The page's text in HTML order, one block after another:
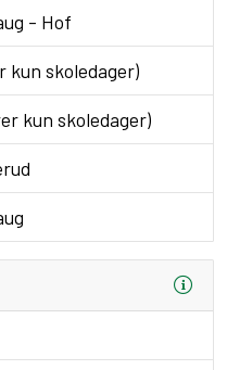
- Hof
kun skoledager)
kun skoledager)